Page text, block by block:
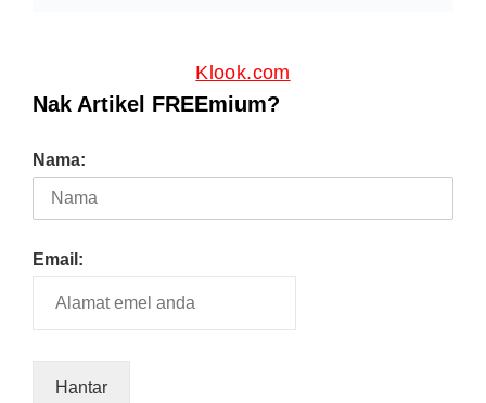
Klook.com
Nak Artikel FREEmium?
Nama:
Email: